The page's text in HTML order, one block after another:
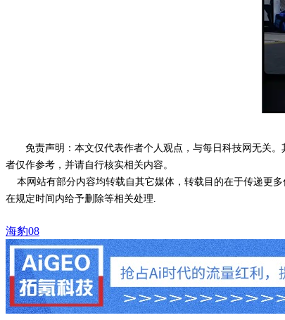
免责声明：本文仅代表作者个人观点，与每日科技网无关
者仅作参考，并请自行核实相关内容。
本网站有部分内容均转载自其它媒体，转载目的在于传递更
在规定时间内给予删除等相关处理.
海豹08